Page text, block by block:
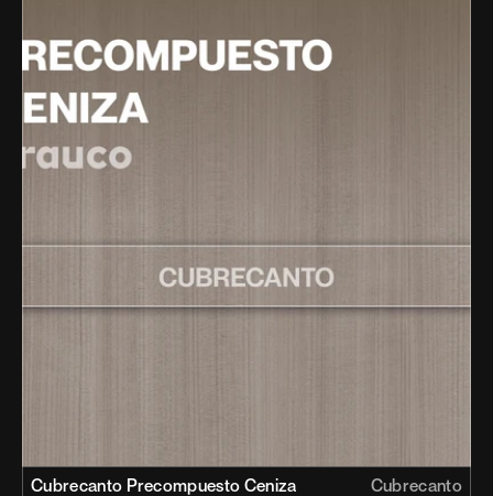
Cubrecanto Precompuesto Ceniza Cubrecanto